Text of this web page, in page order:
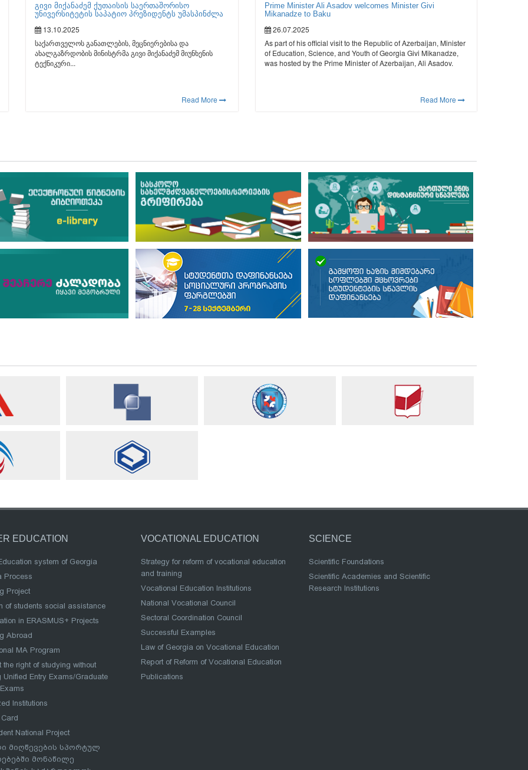
გივი მიქანაძემ ქუთაისის საერთაშორისო
უნივერსიტეტის საპატიო პრეზიდენტს უმასპინძლა
13.10.2025
საქართველოს განათლების, მეცნიერებისა და
ახალგაზრდობის მინისტრმა გივი მიქანაძემ მიუნხენის
ტექნიკური...
Read More
Prime Minister Ali Asadov welcomes Minister Givi
Mikanadze to Baku
26.07.2025
As part of his official visit to the Republic of Azerbaijan, Minister
of Education, Science, and Youth of Georgia Givi Mikanadze,
was hosted by the Prime Minister of Azerbaijan, Ali Asadov.
Read More
EDUCATION
system of Georgia
Process
Project
of students social assistance
in ERASMUS+ Projects
Abroad
MA Program
the right of studying without
Unified Entry Exams/Graduate
Institutions
National Project
მიღწევების სპორტულ
მონაწილე
VOCATIONAL EDUCATION
Strategy for reform of vocational education
and training
Vocational Education Institutions
National Vocational Council
Sectoral Coordination Council
Successful Examples
Law of Georgia on Vocational Education
Report of Reform of Vocational Education
Publications
SCIENCE
Scientific Foundations
Scientific Academies and Scientific
Research Institutions